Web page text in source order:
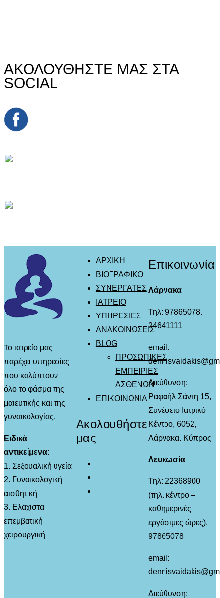
ΑΚΟΛΟΥΘΗΣΤΕ ΜΑΣ ΣΤΑ
SOCIAL
Το ιατρείο μας
παρέχει υπηρεσίες
που καλύπτουν
όλο το φάσμα της
μαιευτικής και της
γυναικολογίας.
Ειδικά
αντικείμενα:
1. Σεξουαλική υγεία
2. Γυναικολογική
αισθητική
3. Ελάχιστα
επεμβατική
χειρουργική
ΑΡΧΙΚΗ
ΒΙΟΓΡΑΦΙΚΟ
ΣΥΝΕΡΓΑΤΕΣ
ΙΑΤΡΕΙΟ
ΥΠΗΡΕΣΙΕΣ
ΑΝΑΚΟΙΝΩΣΕΙΣ
BLOG
ΠΡΟΣΩΠΙΚΕΣ
ΕΜΠΕΙΡΙΕΣ
ΑΣΘΕΝΩΝ
ΕΠΙΚΟΙΝΩΝΙΑ
Ακολουθήστε
μας
Επικοινωνία
Λάρνακα
Τηλ: 97865078,
24641111
email:
Διεύθυνση:
Ραφαήλ Σάντη 15,
Συνέσειο Ιατρικό
Κέντρο, 6052,
Λάρνακα, Κύπρος
Λευκωσία
Τηλ: 22368900
(τηλ. κέντρο –
καθημερινές
εργάσιμες ώρες),
97865078
email:
Διεύθυνση: